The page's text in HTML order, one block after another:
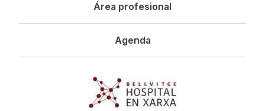
Área profesional
Agenda